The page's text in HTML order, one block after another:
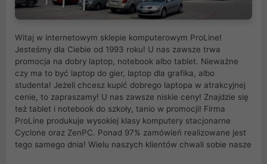
Witaj w internetowym sklepie komputerowym ProLine!
Jesteśmy dla Ciebie od 1993 roku! U nas zawsze trwa
promocja na dobry laptop, notebook albo tablet. Nieważne
czy ma to być laptop do gier, laptop dla grafika, albo
studenta! Jeżeli chcesz kupić dobrego laptopa w atrakcyjnej
cenie, to zapraszamy! U nas zawsze niskie ceny! Znajdzie się
też tablet i notebook do szkoły, tanio w promocji! Firma
ProLine produkuje wysokiej klasy komputery stacjonarne
Cyclone oraz ZenPC. Ponad 97% zamówień realizowane jest
tego samego dnia! Wielu naszych klientów chwali sobie nasze